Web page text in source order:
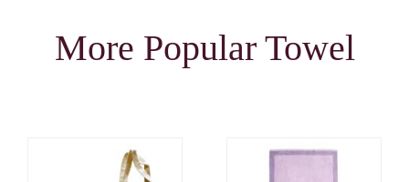
More Popular Towel